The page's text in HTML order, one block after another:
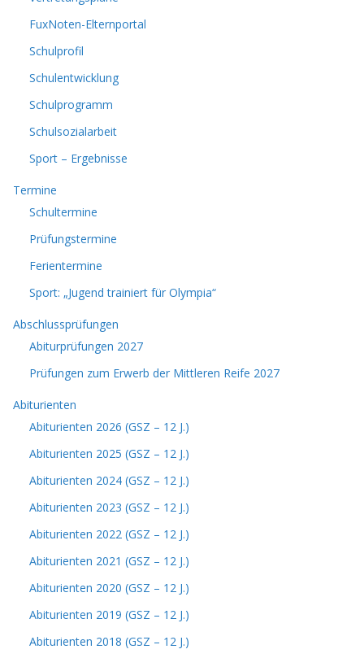
FuxNoten-Elternportal
Schulprofil
Schulentwicklung
Schulprogramm
Schulsozialarbeit
Sport – Ergebnisse
Termine
Schultermine
Prüfungstermine
Ferientermine
Sport: „Jugend trainiert für Olympia“
Abschlussprüfungen
Abiturprüfungen 2027
Prüfungen zum Erwerb der Mittleren Reife 2027
Abiturienten
Abiturienten 2026 (GSZ – 12 J.)
Abiturienten 2025 (GSZ – 12 J.)
Abiturienten 2024 (GSZ – 12 J.)
Abiturienten 2023 (GSZ – 12 J.)
Abiturienten 2022 (GSZ – 12 J.)
Abiturienten 2021 (GSZ – 12 J.)
Abiturienten 2020 (GSZ – 12 J.)
Abiturienten 2019 (GSZ – 12 J.)
Abiturienten 2018 (GSZ – 12 J.)